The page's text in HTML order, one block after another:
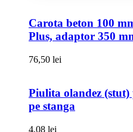
Carota beton 100
Plus, adaptor 350
76,50 lei
Piulita olandez
pe stanga
4,08 lei